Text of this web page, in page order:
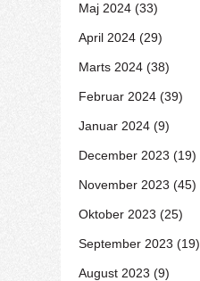
Maj 2024 (33)
April 2024 (29)
Marts 2024 (38)
Februar 2024 (39)
Januar 2024 (9)
December 2023 (19)
November 2023 (45)
Oktober 2023 (25)
September 2023 (19)
August 2023 (9)